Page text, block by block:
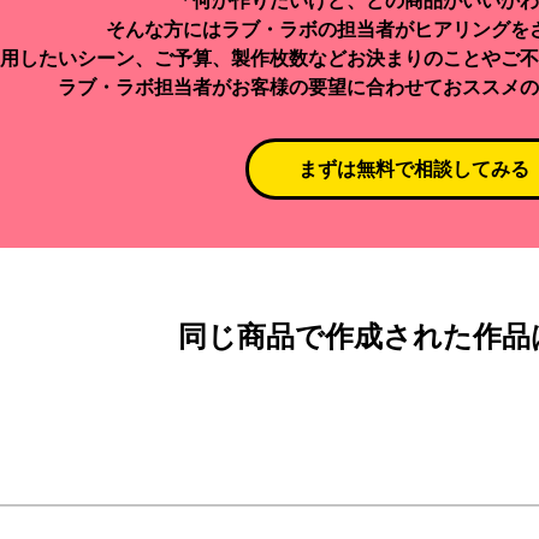
そんな方にはラブ・ラボの担当者がヒアリングを
したいシーン、ご予算、製作枚数などお決まりのことやご
ラブ・ラボ担当者がお客様の要望に合わせておススメ
まずは無料で相談してみる
同じ商品で作成された作